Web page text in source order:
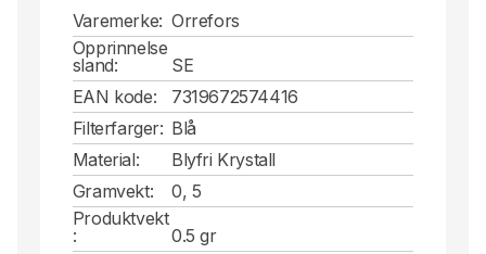
Varemerke: Orrefors
Opprinnelse
sland:
SE
EAN kode:
7319672574416
Filterfarger: Blå
Material:
Blyfri Krystall
Gramvekt:
0, 5
Produktvekt
:
0.5 gr